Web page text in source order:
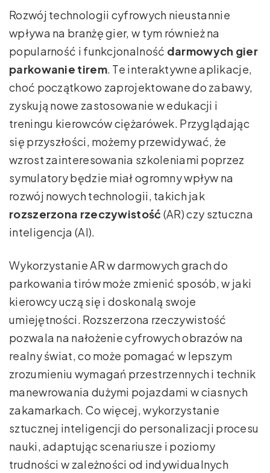
Rozwój technologii cyfrowych nieustannie
wpływa na branżę gier, w tym również na
popularność i funkcjonalność darmowych gier
parkowanie tirem. Te interaktywne aplikacje,
choć początkowo zaprojektowane do zabawy,
zyskują nowe zastosowanie w edukacji i
treningu kierowców ciężarówek. Przyglądając
się przyszłości, możemy przewidywać, że
wzrost zainteresowania szkoleniami poprzez
symulatory będzie miał ogromny wpływ na
rozwój nowych technologii, takich jak
rozszerzona rzeczywistość (AR) czy sztuczna
inteligencja (AI).
Wykorzystanie AR w darmowych grach do
parkowania tirów może zmienić sposób, w jaki
kierowcy uczą się i doskonalą swoje
umiejętności. Rozszerzona rzeczywistość
pozwala na nałożenie cyfrowych obrazów na
realny świat, co może pomagać w lepszym
zrozumieniu wymagań przestrzennych i technik
manewrowania dużymi pojazdami w ciasnych
zakamarkach. Co więcej, wykorzystanie
sztucznej inteligencji do personalizacji procesu
nauki, adaptując scenariusze i poziomy
trudności w zależności od indywidualnych